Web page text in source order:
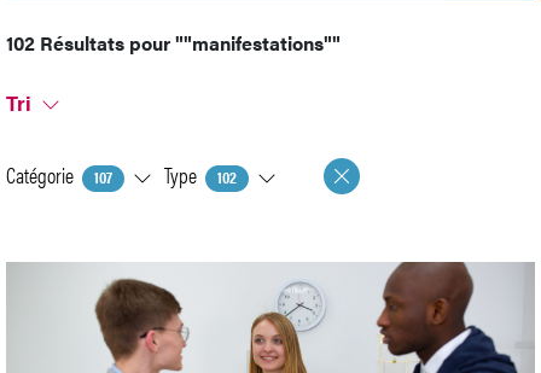
102 Résultats pour""manifestations""
Tri
Catégorie 107 Type 102